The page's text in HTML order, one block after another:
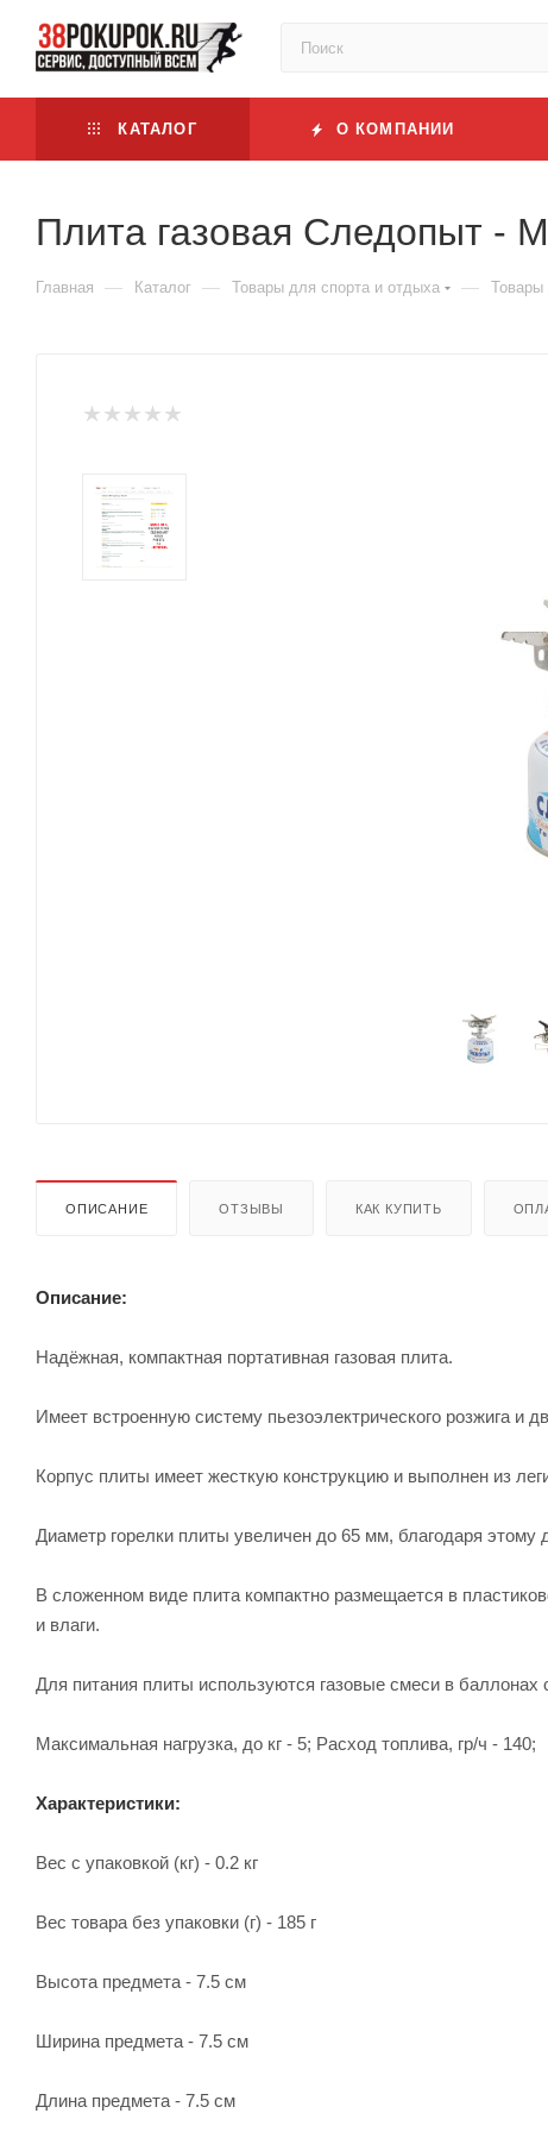
КАТАЛОГ О КОМПАНИИ
Плита газовая Следопыт -
Главная — Каталог — Товары для спорта и отдыха — Товары
ОПИСАНИЕ ОТЗЫВЫ КАК КУПИТЬ
Описание:
Надёжная, компактная портативная газовая плита.
Имеет встроенную систему пьезоэлектрического розжига
Корпус плиты имеет жесткую конструкцию и выполнен из
Диаметр горелки плиты увеличен до 65 мм, благодаря
В сложенном виде плита компактно размещается в
и влаги.
Для питания плиты используются газовые смеси в баллонах
Максимальная нагрузка, до кг - 5; Расход топлива, гр/ч - 140;
Характеристики:
Вес с упаковкой (кг) - 0.2 кг
Вес товара без упаковки (г) - 185 г
Высота предмета - 7.5 см
Ширина предмета - 7.5 см
Длина предмета - 7.5 см